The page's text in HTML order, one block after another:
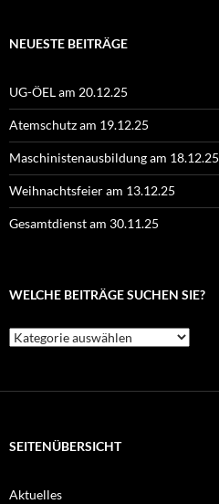
NEUESTE BEITRÄGE
UG-ÖEL am 20.12.25
Atemschutz am 19.12.25
Maschinistenausbildung am 18.12.25
Weihnachtsfeier am 13.12.25
Gesamtdienst am 30.11.25
WELCHE BEITRÄGE SUCHEN SIE?
Welche
Beiträge
SEITENÜBERSICHT
Aktuelles